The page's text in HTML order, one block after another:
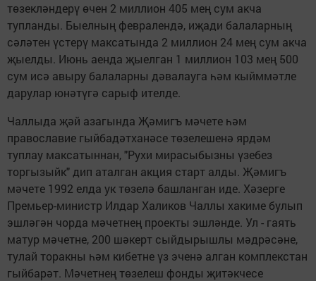
төзекләндерү өчен 2 миллион 405 мең сум акча
тупланды. Быелның февралендә, иҗади балаларның
сәләтен үстерү максатында 2 миллион 24 мең сум акча
җыелды. Июнь аенда җыелган 1 миллион 103 мең 500
сум исә авыру балаларны дәвалауга һәм кыйммәтле
дарулар юнәтүгә сарыф ителде.
Чаллыда җәй азагында Җәмигъ мәчете һәм
православие гыйбадәтханәсе төзелешенә ярдәм
туплау максатыннан, "Рухи мирасыбызны үзебез
торгызыйк" дип аталган акция старт алды. Җәмигъ
мәчете 1992 елда ук төзелә башланган иде. Хәзерге
Премьер-министр Илдар Халиков Чаллы хакиме булып
эшләгән чорда мәчетнең проекты эшләнде. Ул - гаять
матур мәчетне, 200 шәкерт сыйдырышлы мәдрәсәне,
тулай торакны һәм кибетне үз эченә алган комплекстан
гыйбарәт. Мәчетнең төзелеш фонды җитәкчесе